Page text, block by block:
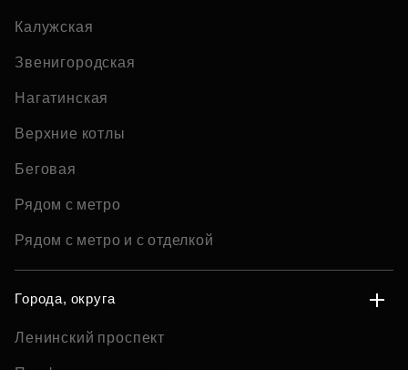
Калужская
Звенигородская
Нагатинская
Верхние котлы
Беговая
Рядом с метро
Рядом с метро и с отделкой
Города, округа
Ленинский проспект